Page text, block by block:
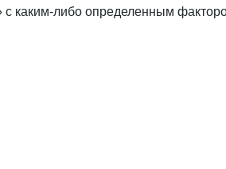
с каким-либо определенным